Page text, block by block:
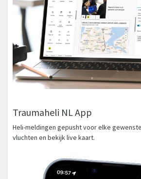
Traumaheli NL App
Heli-meldingen gepusht voor elke
vluchten en bekijk live kaart.